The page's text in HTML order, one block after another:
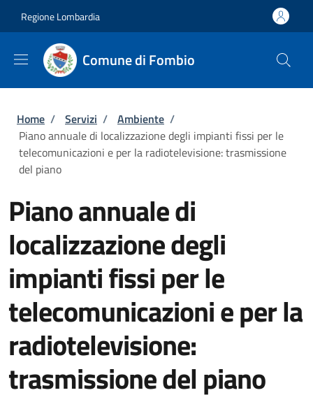
Regione Lombardia
Comune di Fombio
Briciole di pane
Home / Servizi / Ambiente /
Piano annuale di localizzazione degli impianti fissi per le
telecomunicazioni e per la radiotelevisione: trasmissione
del piano
Piano annuale di
localizzazione degli
impianti fissi per le
telecomunicazioni e per la
radiotelevisione:
trasmissione del piano